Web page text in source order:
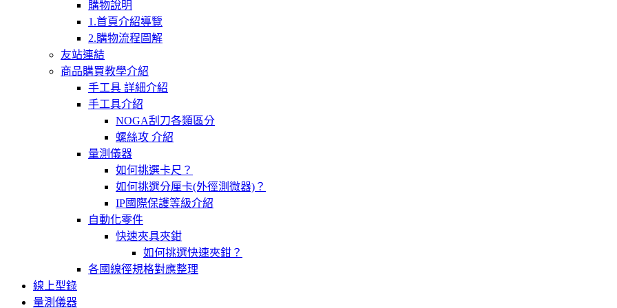
購物說明
1.首頁介紹導覽
2.購物流程圖解
友站連結
商品購買教學介紹
手工具 詳細介紹
手工具介紹
NOGA刮刀各類區分
螺絲攻 介紹
量測儀器
如何挑選卡尺？
如何挑選分厘卡(外徑測微器)？
IP國際保護等級介紹
自動化零件
快速夾具夾鉗
如何挑選快速夾鉗？
各國線徑規格對應整理
線上型錄
量測儀器